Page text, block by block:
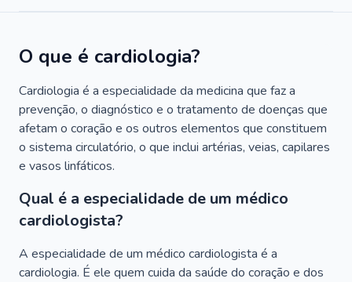
O que é cardiologia?
Cardiologia é a especialidade da medicina que faz a
prevenção, o diagnóstico e o tratamento de doenças que
afetam o coração e os outros elementos que constituem
o sistema circulatório, o que inclui artérias, veias, capilares
e vasos linfáticos.
Qual é a especialidade de um médico
cardiologista?
A especialidade de um médico cardiologista é a
cardiologia. É ele quem cuida da saúde do coração e dos